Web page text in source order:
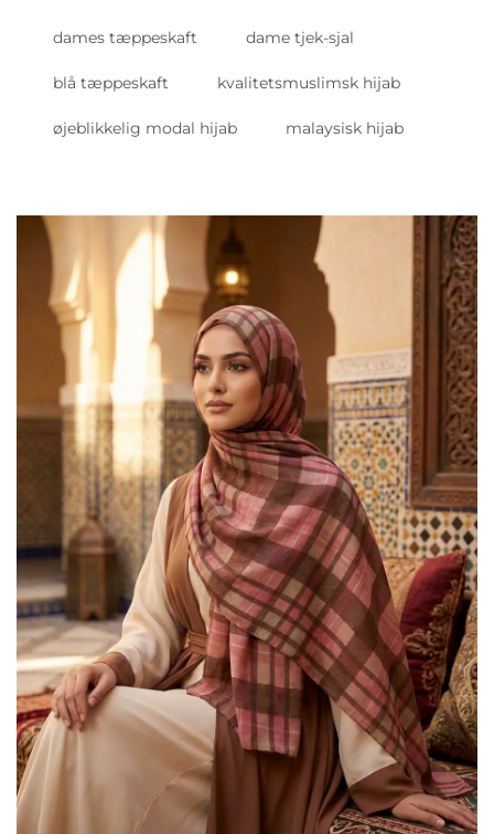
dames tæppeskaft dame tjek-sjal
blå tæppeskaft kvalitetsmuslimsk hijab
øjeblikkelig modal hijab malaysisk hijab